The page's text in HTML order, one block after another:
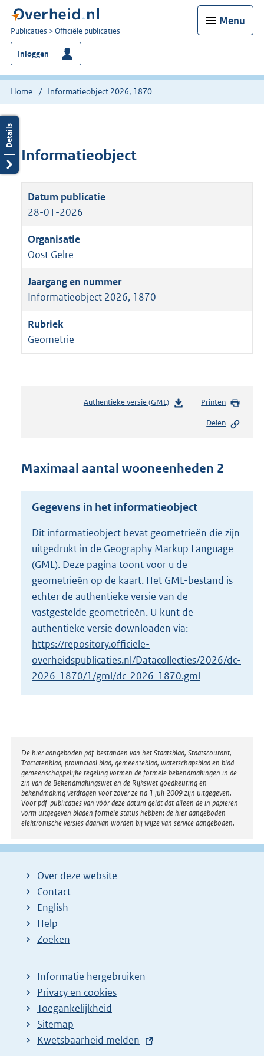
Menu
U
bent
nu
hier:
Publicaties Officiële publicaties
Inloggen
Home Informatieobject 2026, 1870
Informatieobject
28-01-2026
Oost Gelre
Informatieobject 2026, 1870
Geometrie
Authentieke versie (GML)b
n
s
r
o
t
t
e
2
1
K
Printen
Delen
Maximaal aantal wooneenheden 2
Gegevens in het informatieobject
Dit informatieobject bevat geometrieën die zijn
uitgedrukt in de Geography Markup Language
(GML). Deze pagina toont voor u de
geometrieën op de kaart. Het GML-bestand is
echter de authentieke versie van de
vastgestelde geometrieën. U kunt de
authentieke versie downloaden via:
https://repository.officiele-
overheidspublicaties.nl/Datacollecties/2026/dc-
2026-1870/1/gml/dc-2026-1870.gml
Disclaimer
De hier aangeboden pdf-bestanden van het Staatsblad, Staatscourant,
Tractatenblad, provinciaal blad, gemeenteblad, waterschapsblad en blad
gemeenschappelijke regeling vormen de formele bekendmakingen in de
zin van de Bekendmakingswet en de Rijkswet goedkeuring en
bekendmaking verdragen voor zover ze na 1 juli 2009 zijn uitgegeven.
Voor pdf-publicaties van vóór deze datum geldt dat alleen de in papieren
vorm uitgegeven bladen formele status hebben; de hier aangeboden
elektronische versies daarvan worden bij wijze van service aangeboden.
Over deze website
Contact
English
Help
Zoeken
Informatie hergebruiken
Privacy en cookies
Toegankelijkheid
Sitemap
E
Kwetsbaarheid melden